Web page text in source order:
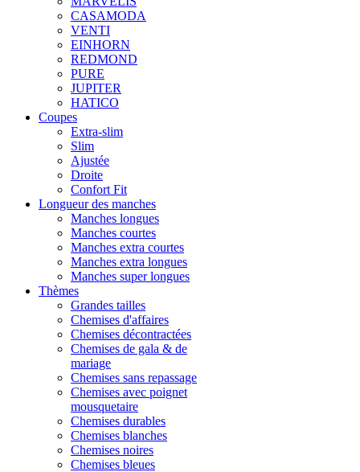
CASAMODA
VENTI
EINHORN
REDMOND
PURE
JUPITER
HATICO
Coupes
Extra-slim
Slim
Ajustée
Droite
Confort Fit
Longueur des manches
Manches longues
Manches courtes
Manches extra courtes
Manches extra longues
Manches super longues
Thèmes
Grandes tailles
Chemises d'affaires
Chemises décontractées
Chemises de gala & de
mariage
Chemises sans repassage
Chemises avec poignet
mousquetaire
Chemises durables
Chemises blanches
Chemises noires
Chemises bleues